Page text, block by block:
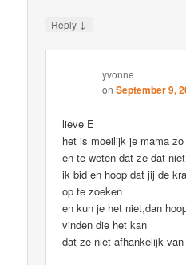
Reply ↓
yvonne
onSeptember 9,
lieve E
het is moeilijk je mama
en te weten dat ze dat
ik bid en hoop dat jij de
op te zoeken
en kun je het niet,dan
vinden die het kan
dat ze niet afhankelijk